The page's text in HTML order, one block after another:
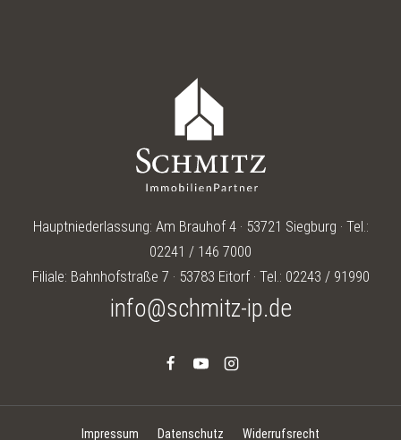
NATURBLICK
Hauptniederlassung: Am Brauhof 4 · 53721 Siegburg · Tel.:
02241 / 146 7000
Filiale: Bahnhofstraße 7 · 53783 Eitorf · Tel.: 02243 / 91990
info@schmitz-ip.de
Impressum Datenschutz Widerrufsrecht